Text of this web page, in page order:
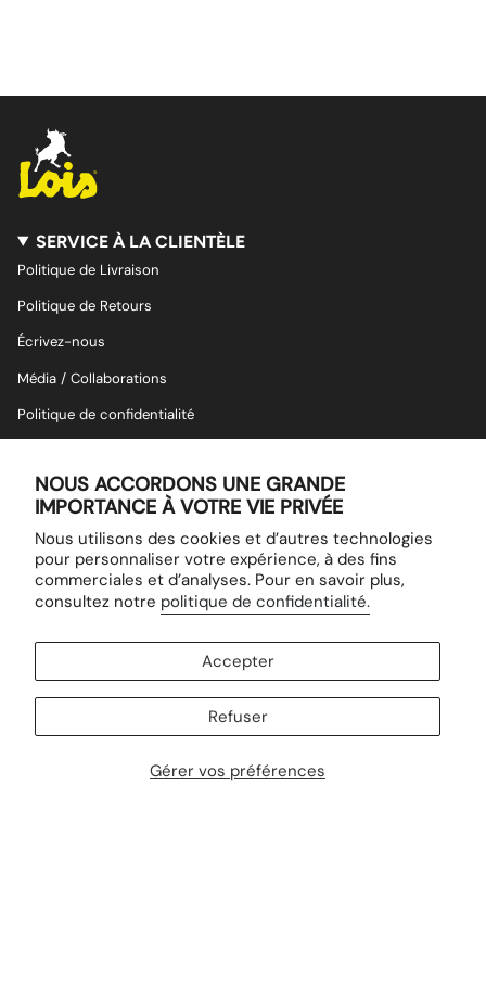
NOUS ACCORDONS UNE GRANDE
IMPORTANCE À VOTRE VIE PRIVÉE
Nous utilisons des cookies et d’autres technologies
pour personnaliser votre expérience, à des fins
commerciales et d’analyses. Pour en savoir plus,
consultez notre politique de confidentialité.
Gérer vos préférences
Accepter
Refuser
SERVICE À LA CLIENTÈLE
Politique de Livraison
Politique de Retours
Écrivez-nous
Média / Collaborations
Politique de confidentialité
SUIVEZ-NOUS SUR LES RÉSEAUX
I
n
s
t
a
r
m
F
a
c
e
b
o
OBTENEZ 15 $ DE RABAIS
rabais sur votre première commande.